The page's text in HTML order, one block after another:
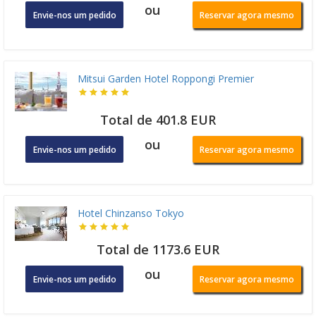
Envie-nos um pedido ou Reservar agora mesmo
Mitsui Garden Hotel Roppongi Premier
Total de 401.8 EUR
Envie-nos um pedido ou Reservar agora mesmo
Hotel Chinzanso Tokyo
Total de 1173.6 EUR
Envie-nos um pedido ou Reservar agora mesmo